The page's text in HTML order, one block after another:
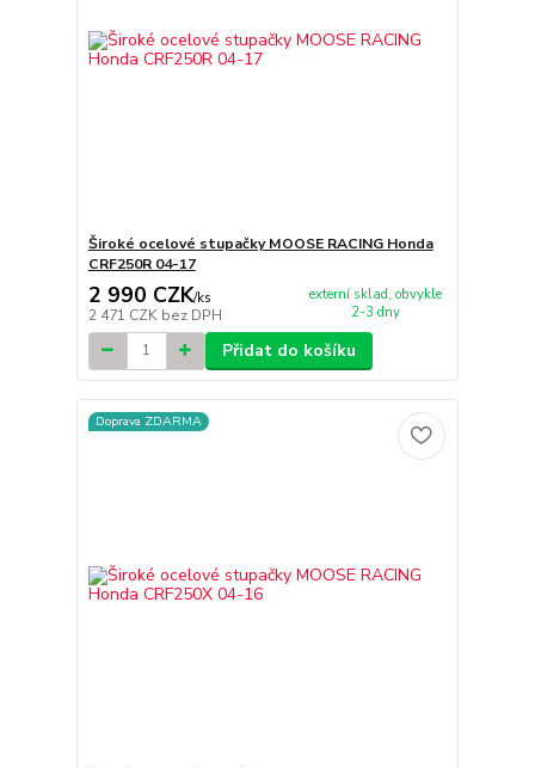
Široké ocelové stupačky MOOSE RACING Honda
CRF250R 04-17
2 990 CZK/ks
2 471 CZK bez DPH
externí sklad, obvykle
2-3 dny
Přidat do košíku
Doprava ZDARMA